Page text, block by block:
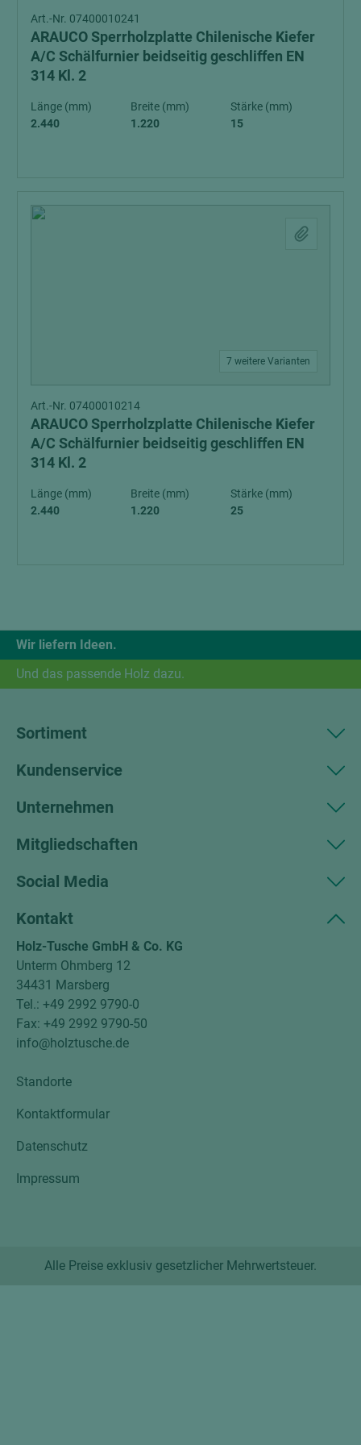
Art.-Nr. 07400010241
ARAUCO Sperrholzplatte Chilenische Kiefer
A/C Schälfurnier beidseitig geschliffen EN
314 Kl. 2
Länge (mm)
2.440
Breite (mm)
1.220
Stärke (mm)
15
7 weitere Varianten
Art.-Nr. 07400010214
ARAUCO Sperrholzplatte Chilenische Kiefer
A/C Schälfurnier beidseitig geschliffen EN
314 Kl. 2
Länge (mm)
2.440
Breite (mm)
1.220
Stärke (mm)
25
Wir liefern Ideen.
Und das passende Holz dazu.
Sortiment
Kundenservice
Unternehmen
Mitgliedschaften
Social Media
Kontakt
Holz-Tusche GmbH & Co. KG
Unterm Ohmberg 12
34431 Marsberg
Tel.: +49 2992 9790-0
Fax: +49 2992 9790-50
info@holztusche.de
Standorte
Kontaktformular
Datenschutz
Impressum
Alle Preise exklusiv gesetzlicher Mehrwertsteuer.